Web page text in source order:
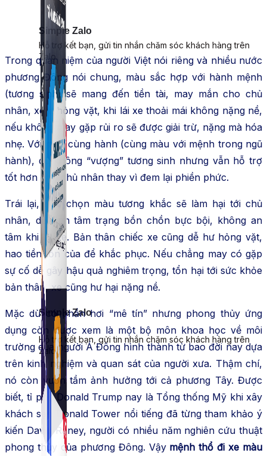
Simple Zalo
Hỗ trợ kết bạn, gửi tin nhắn chăm sóc khách hàng trên
Zalo.
Simple Zalo
Hỗ trợ kết bạn, gửi tin nhắn chăm sóc khách hàng trên
Zalo.
Trong quan niệm của người Việt nói riêng và nhiều nước
phương Đông nói chung, màu sắc hợp với hành mệnh
(tương sinh) sẽ mang đến tiền tài, may mắn cho chủ
nhân, xe ít hỏng vặt, khi lái xe thoải mái không nặng nề,
nếu không may gặp rủi ro sẽ được giải trừ, nặng mà hóa
nhẹ. Với màu cùng hành (cùng màu với mệnh trong ngũ
hành), dù không “vượng” tương sinh nhưng vẫn hỗ trợ
tốt hơn cho chủ nhân thay vì đem lại phiền phức.
Trái lại, nếu chọn màu tương khắc sẽ làm hại tới chủ
nhân, dễ sinh tâm trạng bồn chồn bực bội, không an
tâm khi lái xe. Bản thân chiếc xe cũng dễ hư hỏng vặt,
hao tiền tốn của để khắc phục. Nếu chẳng may có gặp
sự cố dễ gây hậu quả nghiêm trọng, tổn hại tới sức khỏe
bản thân, xe cũng hư hại nặng nề.
Mặc dù có phần hơi “mê tín” nhưng phong thủy ứng
dụng còn được xem là một bộ môn khoa học về môi
trường của người Á Đông hình thành từ bao đời nay dựa
trên kinh nghiệm và quan sát của người xưa. Thậm chí,
nó còn vươn tầm ảnh hưởng tới cả phương Tây. Được
biết, tỉ phú Donald Trump nay là Tổng thống Mỹ khi xây
khách sạn Donald Tower nổi tiếng đã từng tham khảo ý
kiến David Raney, người có nhiều năm nghiên cứu thuật
phong thủy của phương Đông. Vậy mệnh thổ đi xe màu